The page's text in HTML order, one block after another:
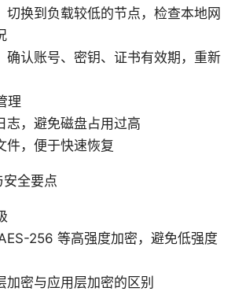
切换到负载较低的节点，检查本地网
确认账号、密钥、证书有效期，重新
理
志，避免磁盘占用过高
件，便于快速恢复
全要点
256 等高强度加密，避免低强度
加密与应用层加密的区别